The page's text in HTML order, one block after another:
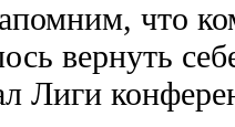
что
вернуть
Лиги